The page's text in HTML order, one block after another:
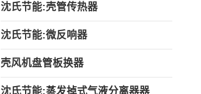
沈氏节能:壳管传热器
沈氏节能:微反响器
壳风机盘管板换器
沈氏节能:蒸发掉式气液分离器器